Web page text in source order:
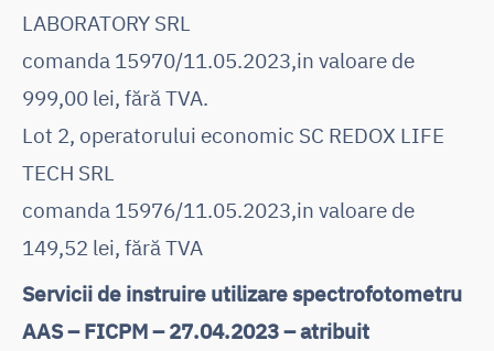
LABORATORY SRL
comanda 15970/11.05.2023,in valoare de
999,00 lei, fără TVA.
Lot 2, operatorului economic SC REDOX LIFE
TECH SRL
comanda 15976/11.05.2023,in valoare de
149,52 lei, fără TVA
Servicii de instruire utilizare spectrofotometru
AAS – FICPM – 27.04.2023 – atribuit